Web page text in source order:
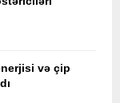
və çip